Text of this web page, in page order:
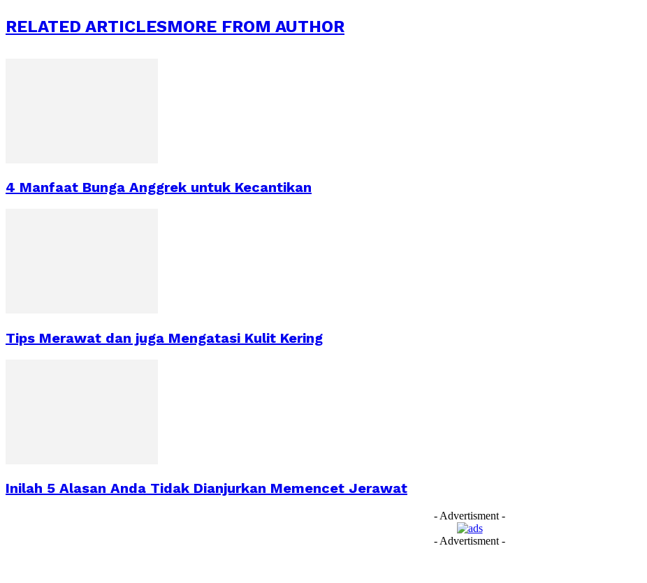
RELATED ARTICLESMORE FROM AUTHOR
4 Manfaat Bunga Anggrek untuk Kecantikan
Tips Merawat dan juga Mengatasi Kulit Kering
Inilah 5 Alasan Anda Tidak Dianjurkan Memencet Jerawat
- Advertisment -
- Advertisment -